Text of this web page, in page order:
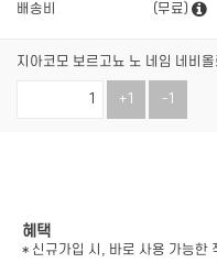
배송비
(무료)
지아코모 보르고뇨 노 네임 네비올
+1 -1
혜택
* 신규가입 시, 바로 사용 가능한